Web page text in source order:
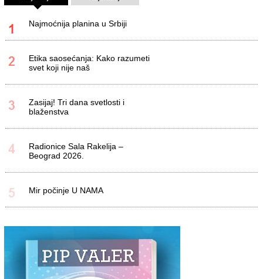
Najmoćnija planina u Srbiji
Etika saosećanja: Kako razumeti
svet koji nije naš
Zasijaj! Tri dana svetlosti i
blaženstva
Radionice Sala Rakelija –
Beograd 2026.
Mir počinje U NAMA